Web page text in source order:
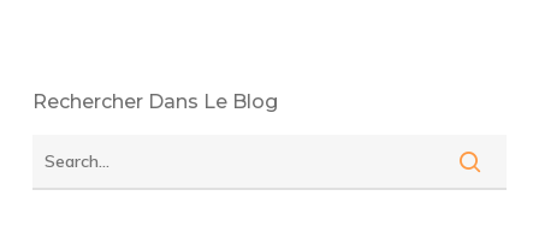
Rechercher Dans Le Blog